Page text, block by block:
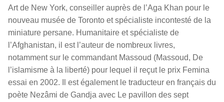
Art de New York, conseiller auprès de l’Aga Khan pour le
nouveau musée de Toronto et spécialiste incontesté de la
miniature persane. Humanitaire et spécialiste de
l’Afghanistan, il est l’auteur de nombreux livres,
notamment sur le commandant Massoud (Massoud, De
l’islamisme à la liberté) pour lequel il reçut le prix Femina
essai en 2002. Il est également le traducteur en français du
poète Nezâmi de Gandja avec Le pavillon des sept